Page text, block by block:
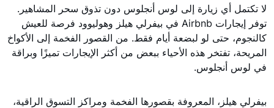
لا تكتمل أي زيارة إلى لوس أنجلوس دون تذوق سحر المشاهير.
توفر إيجارات Airbnb في بيفرلي هيلز وهوليوود فرصة للعيش
كالنجوم، حتى لو لبضعة أيام فقط. من القصور الفخمة إلى الأكواخ
المريحة، تفتخر هذه الأحياء ببعض من أكثر الإيجارات تميزًا وبراقة
في لوس أنجلوس.
بيفرلي هيلز، المعروفة بقصورها الفخمة ومراكز التسوق الراقية،